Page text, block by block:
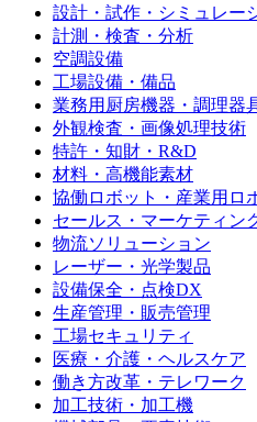
設計・試作・シミュレー
計測・検査・分析
空調設備
工場設備・備品
業務用厨房機器・調理器
外観検査・画像処理技術
特許・知財・R&D
材料・高機能素材
協働ロボット・産業用ロ
セールス・マーケティン
物流ソリューション
レーザー・光学製品
設備保全・点検DX
生産管理・販売管理
工場セキュリティ
医療・介護・ヘルスケア
働き方改革・テレワーク
加工技術・加工機